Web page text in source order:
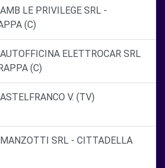
LE PRIVILEGE SRL -
(C)
ELETTROCAR SRL
(C)
V. (TV)
SRL - CITTADELLA